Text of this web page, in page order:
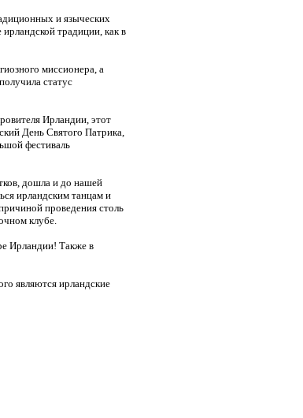
и языческих
традиции, как в
миссионера, а
статус
Ирландии, этот
День Святого Патрика,
фестиваль
дошла и до нашей
ирландским танцам и
проведения столь
клубе.
Ирландии! Также в
являются ирландские